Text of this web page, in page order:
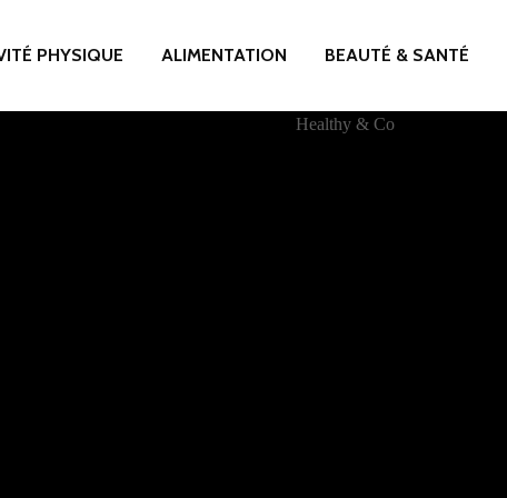
PHYSIQUE ALIMENTATION BEAUTÉ & SANTÉ